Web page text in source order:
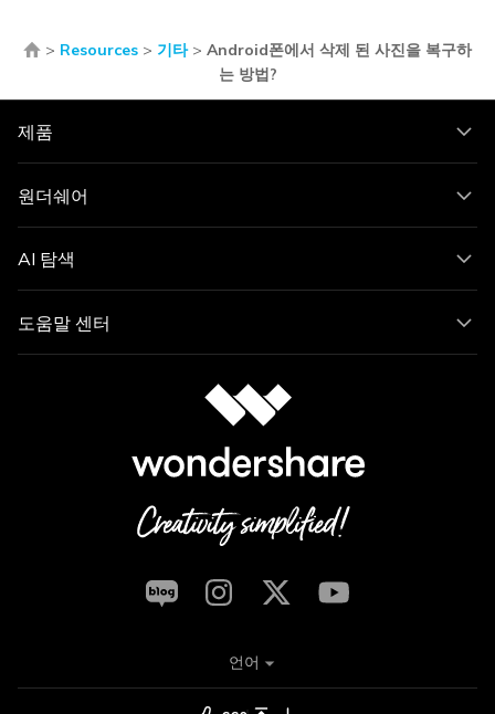
> Resources > 기타> Android폰에서 삭제 된 사진을 복구하
는 방법?
제품
원더쉐어
AI 탐색
도움말 센터
언어